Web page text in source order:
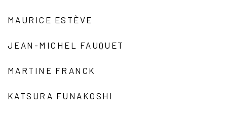
MAURICE ESTÈVE
JEAN-MICHEL FAUQUET
MARTINE FRANCK
KATSURA FUNAKOSHI